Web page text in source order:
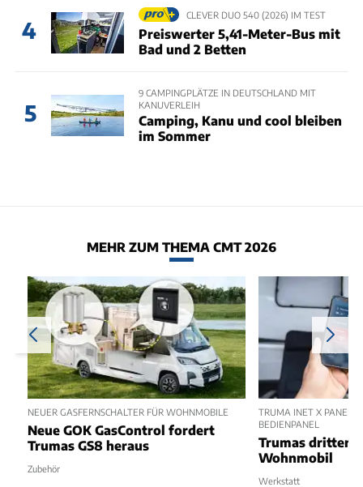
4
CLEVER DUO 540 (2026) IM TEST
Preiswerter 5,41-Meter-Bus mit
Bad und 2 Betten
5
9 CAMPINGPLÄTZE IN DEUTSCHLAND MIT
KANUVERLEIH
Camping, Kanu und cool bleiben
im Sommer
MEHR ZUM THEMA CMT 2026
NEUER GASFERNSCHALTER FÜR WOHNMOBILE
Neue GOK GasControl fordert
Trumas GS8 heraus
Zubehör
TRUMA INET X PANEL 2
BEDIENPANEL
Trumas dritter
Wohnmobil
Werkstatt